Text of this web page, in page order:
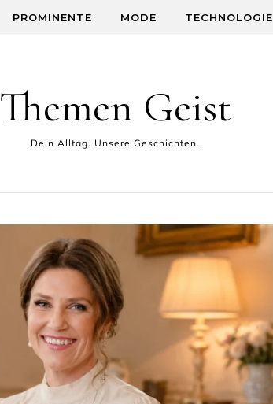
PROMINENTE MODE TECHNOLOGIE
Themen Geist
Dein Alltag. Unsere Geschichten.